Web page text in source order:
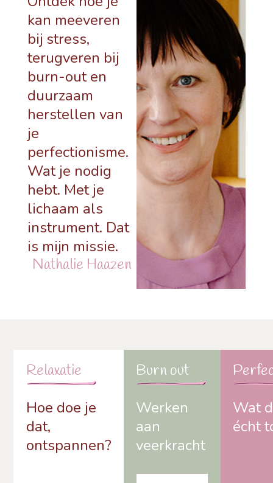
kan meeveren
bij stress,
terugveren bij
burn-out en
duurzaam
herstellen van
je
perfectionisme.
Wat je nodig
hebt. Met je
lichaam als
instrument. Dat
is mijn missie.
Nathalie Haazen
Relaxatie
Hoe doe je
dat,
ontspannen?
Burn out
Werken
aan
veerkracht
Wat
écht